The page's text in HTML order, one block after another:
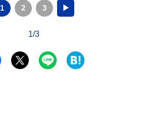
1 2 3 ▶
1/3